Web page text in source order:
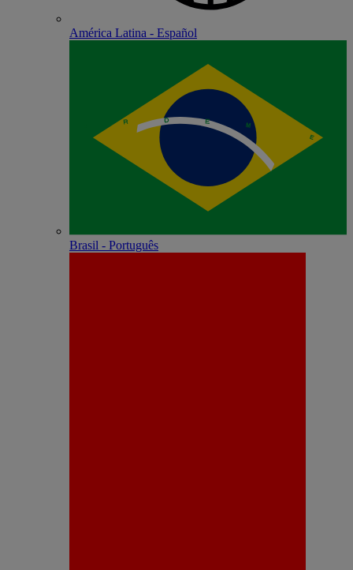
América Latina - Español
Brasil - Português